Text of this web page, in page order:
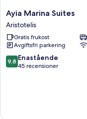
Ayia
Marina
Suites
Aristotelis
Ayia Marina Suites
Aristotelis
Gratis frukost
Avgiftsfri parkering
9.8
av
9,8 Enastående
45 recensioner